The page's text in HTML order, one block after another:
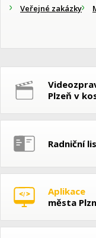
Veřejné zakázky
Plzeň v
Radniční
Aplikace
města